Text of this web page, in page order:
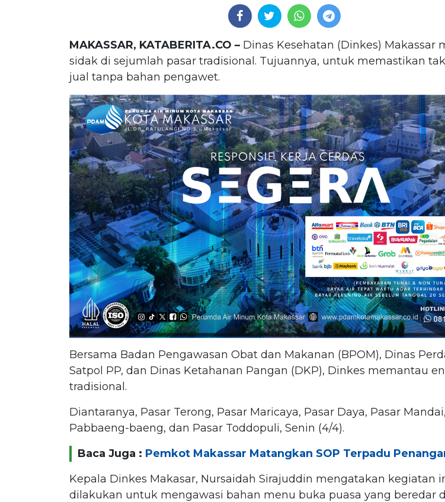
MAKASSAR, KATABERITA.CO – Dinas Kesehatan (Dinkes) Makassar
sidak di sejumlah pasar tradisional. Tujuannya, untuk memastikan
jual tanpa bahan pengawet.
Bersama Badan Pengawasan Obat dan Makanan (BPOM), Dinas
Satpol PP, dan Dinas Ketahanan Pangan (DKP), Dinkes memantau
tradisional.
Diantaranya, Pasar Terong, Pasar Maricaya, Pasar Daya, Pasar
Pabbaeng-baeng, dan Pasar Toddopuli, Senin (4/4).
Baca Juga : Pemkot Makassar Matangkan SOP Terpadu
Kepala Dinkes Makasar, Nursaidah Sirajuddin mengatakan kegiatan
dilakukan untuk mengawasi bahan menu buka puasa yang beredar